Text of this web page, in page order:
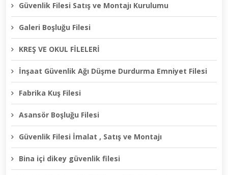
Güvenlik Filesi Satış ve Montajı Kurulumu
Galeri Boşluğu Filesi
KREŞ VE OKUL FİLELERİ
İnşaat Güvenlik Ağı Düşme Durdurma Emniyet Filesi
Fabrika Kuş Filesi
Asansör Boşluğu Filesi
Güvenlik Filesi İmalat , Satış ve Montajı
Bina içi dikey güvenlik filesi